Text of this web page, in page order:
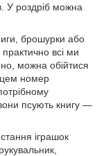
У роздріб можна
брошурки або
всі ми
можна обійтися
номер
псують книгу —
іграшок